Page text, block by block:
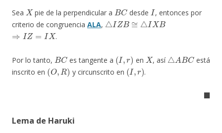
Sea
X
pie de la perpendicular a
BC
desde
I
, entonces por
criterio de congruencia ALA,
△IZB≅△IXB
⇒IZ=I X
.
Por lo tanto,
BC
es tangente a
(I,r
en
X
, así
△ ABC
está
inscrito en
(O,R)
y circunscrito en
(I,r)
.
◼
Lema de Haruki